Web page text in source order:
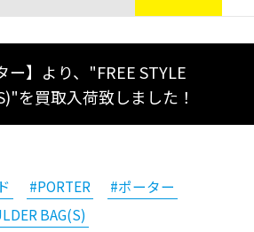
ー】より、"FREE STYLE
を買取入荷致しました！
#PORTER
#ポーター
BAG(S)